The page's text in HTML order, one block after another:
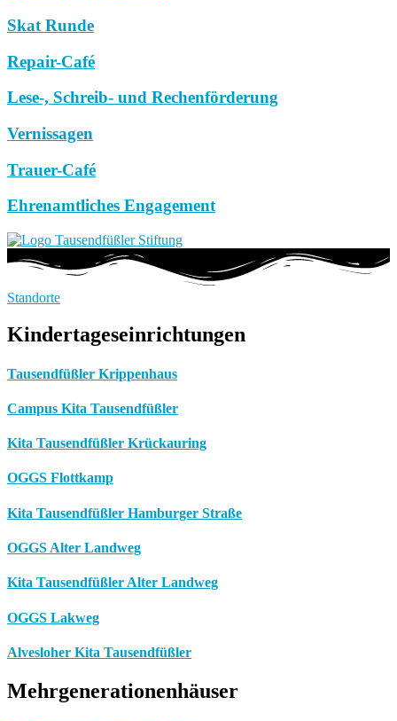
Skat Runde
Repair-Café
Lese-, Schreib- und Rechenförderung
Vernissagen
Trauer-Café
Ehrenamtliches Engagement
Standorte
Kindertageseinrichtungen
Tausendfüßler Krippenhaus
Campus Kita Tausendfüßler
Kita Tausendfüßler Krückauring
OGGS Flottkamp
Kita Tausendfüßler Hamburger Straße
OGGS Alter Landweg
Kita Tausendfüßler Alter Landweg
OGGS Lakweg
Alvesloher Kita Tausendfüßler
Mehrgenerationenhäuser